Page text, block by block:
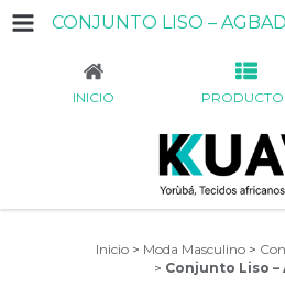
CONJUNTO LISO –
INICIO
Inicio > Moda Masculino >
> Conjunto Liso –